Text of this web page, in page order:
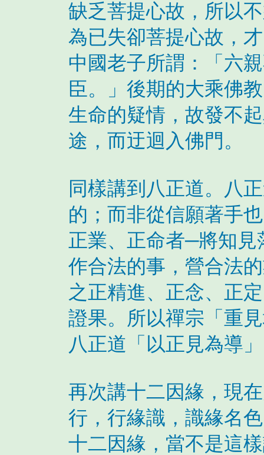
缺乏菩提心故，所以
為已失卻菩提心故，
中國老子所謂：「六
臣。」後期的大乘佛
生命的疑情，故發不
途，而迂迴入佛門。
同樣講到八正道。八
的；而非從信願著手
正業、正命者─將知
作合法的事，營合法
之正精進、正念、正
證果。所以禪宗「重
八正道「以正見為導
再次講十二因緣，現
行，行緣識，識緣名
十二因緣，當不是這